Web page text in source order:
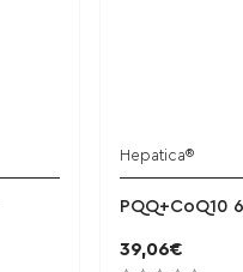
Hepatica®
PQQ+CoQ10
39,06€